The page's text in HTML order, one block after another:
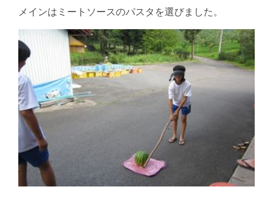
メインはミートソースのパスタを選びました。